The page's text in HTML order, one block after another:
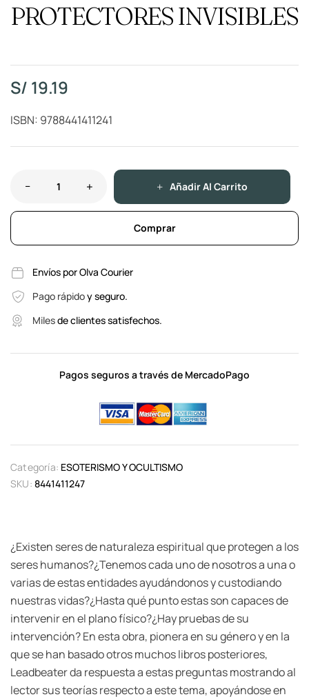
PROTECTORES INVISIBLES
S/ 19.19
ISBN: 9788441411241
Añadir Al Carrito
Comprar
Envíos por Olva Courier
Pago rápidoy seguro.
Milesde clientes satisfechos.
Pagos seguros a través de MercadoPago
Categoría: ESOTERISMO Y OCULTISMO
SKU: 8441411247
¿Existen seres de naturaleza espiritual que protegen a los
seres humanos?¿Tenemos cada uno de nosotros a una o
varias de estas entidades ayudándonos y custodiando
nuestras vidas?¿Hasta qué punto estas son capaces de
intervenir en el plano físico?¿Hay pruebas de su
intervención? En esta obra, pionera en su género y en la
que se han basado otros muchos libros posteriores,
Leadbeater da respuesta a estas preguntas mostrando al
lector sus teorías respecto a este tema, apoyándose en